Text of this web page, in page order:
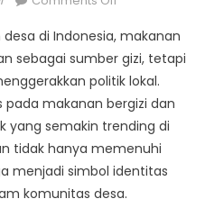
Sehat:
Makanan
Tradisional
yang
Menjadi
Kekuatan
dalam
di Indonesia, makanan
sebagai sumber gizi, tetapi
politik lokal.
makanan bergizi dan
yang semakin trending di
tidak hanya memenuhi
menjadi simbol identitas
komunitas desa.